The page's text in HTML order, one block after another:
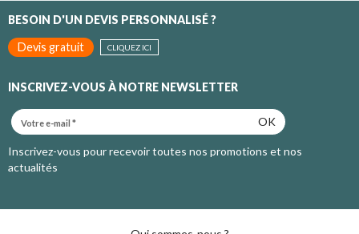
BESOIN D'UN DEVIS PERSONNALISÉ ?
Devis gratuit
CLIQUEZ ICI
INSCRIVEZ-VOUS À NOTRE NEWSLETTER
OK
Inscrivez-vous pour recevoir toutes nos promotions et nos
actualités